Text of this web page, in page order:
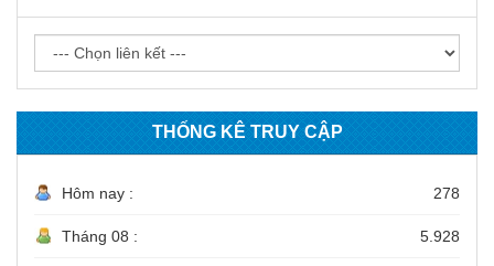
THỐNG KÊ TRUY CẬP
Hôm nay : 278
Tháng 08 : 5.928